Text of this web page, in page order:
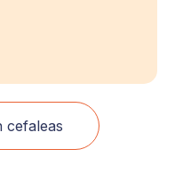
cefaleas